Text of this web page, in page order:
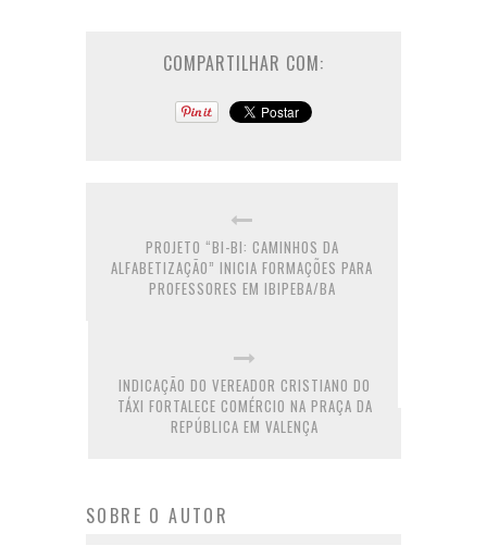
COMPARTILHAR COM:
PROJETO “BI-BI: CAMINHOS DA
ALFABETIZAÇÃO” INICIA FORMAÇÕES PARA
PROFESSORES EM IBIPEBA/BA
INDICAÇÃO DO VEREADOR CRISTIANO DO
TÁXI FORTALECE COMÉRCIO NA PRAÇA DA
REPÚBLICA EM VALENÇA
SOBRE O AUTOR